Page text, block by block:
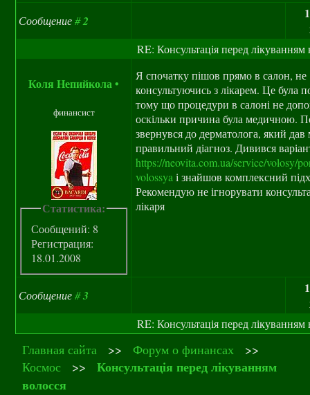
Сообщение#2
RE: Консультація перед лікуванням
Коля Непийкола•
финансист
Статистика:
Сообщений: 8
Регистрация:
18.01.2008
Я спочатку пішов прямо в салон, не
консультуючись з лікарем. Це була
тому що процедури в салоні не
оскільки причина була медичною.
звернувся до дерматолога, який дав
правильний діагноз. Дивився
https://neovita.com.ua/service/volosy/
volossya і знайшов комплексний
Рекомендую не ігнорувати
лікаря
Сообщение#3
RE: Консультація перед лікуванням
Главная сайта >>Форум о финансах
>>
Космос
>>Консультація перед лікуванням
волосся